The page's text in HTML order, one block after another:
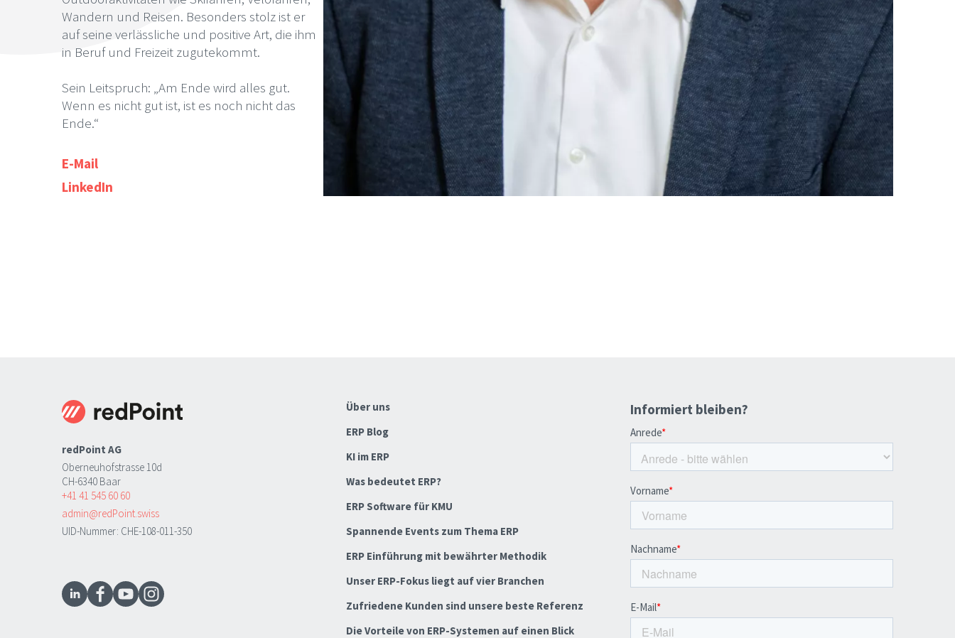
Wandern und Reisen. Besonders stolz ist er
auf seine verlässliche und positive Art, die ihm
in Beruf und Freizeit zugutekommt.
Sein Leitspruch: „Am Ende wird alles gut.
Wenn es nicht gut ist, ist es noch nicht das
Ende.“
E-Mail
LinkedIn
redPoint AG
Oberneuhofstrasse 10d
CH-6340 Baar
+41 41 545 60 60
admin@redPoint.swiss
UID-Nummer: CHE-108-011-350
Über uns
ERP Blog
KI im ERP
Was bedeutet ERP?
ERP Software für KMU
Spannende Events zum Thema ERP
ERP Einführung mit bewährter Methodik
Unser ERP-Fokus liegt auf vier Branchen
Zufriedene Kunden sind unsere beste Referenz
Die Vorteile von ERP-Systemen auf einen Blick
Informiert bleiben?